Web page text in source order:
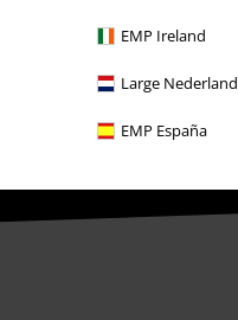
EMP Ireland
Large Nederland
EMP España